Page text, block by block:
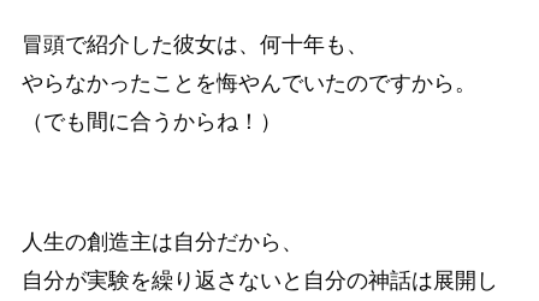
冒頭で紹介した彼女は、何十年も、
やらなかったことを悔やんでいたのですから。
（でも間に合うからね！）
人生の創造主は自分だから、
自分が実験を繰り返さないと自分の神話は展開し